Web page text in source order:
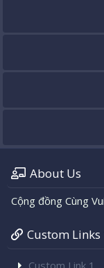
About Us
Cộng đồng Cùng
Custom Links
Custom Link 1